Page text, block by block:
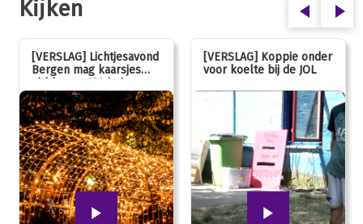
Kijken
[VERSLAG] Lichtjesavond
Bergen mag kaarsjes
uitblazen: 100 jarig
jubileum!
[VERSLAG] Koppie onder
voor koelte bij de JOL